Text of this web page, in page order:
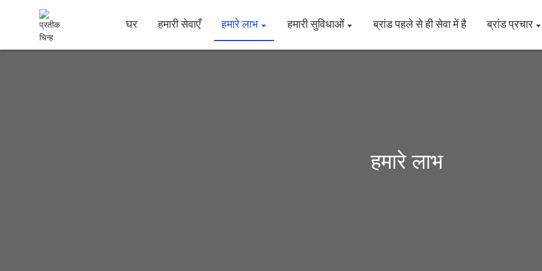
घर हमारी सेवाएँ हमारे लाभ हमारी सुविधाओं ब्रांड पहले से ही सेवा में है ब्रांड प्रचार
हमारे लाभ